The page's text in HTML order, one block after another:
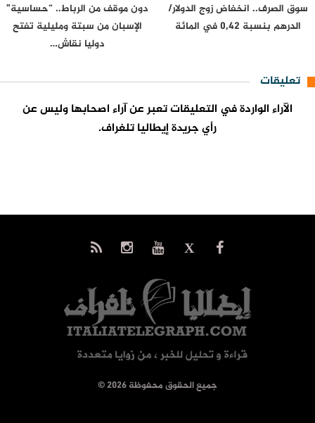
سوق الصرف.. انخفاض زوج الدولار/
الدرهم بنسبة 0,42 في المائة
دون موقف من الرباط.. “حساسية”
الإسبان من سبتة ومليلية تفتح
دوليا نقاش…
تعليقات
الآراء الواردة في التعليقات تعبر عن آراء اصحابها وليس عن
رأي جريدة إيطاليا تلغراف.
© جميع الحقوق محفوظة 2026